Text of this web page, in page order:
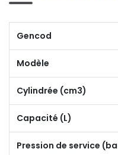
Gencod
Modèle
Cylindrée (cm3)
Capacité (L)
Pression de service